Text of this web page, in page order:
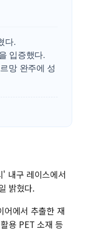
피해자 보호단체, 경찰수사
, 러 탄도미사일 공격에 속수
북한 지령" 설교한 목사 불구
검, '양평' 원희룡 2차 조사…'
씨] 절기상 '입추'에 폭염 절
당 "민주, '盧 수사' 악연으로
다.
입증했다.
망 완주에 성
내구 레이스에서
밝혔다.
어에서 추출한 재
용 PET 소재 등